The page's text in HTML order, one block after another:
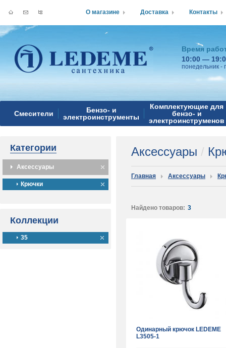
Время
10:00 —
понедельник -
Смесители
Бензо- и
электроинструменты
Комплектующие для
бензо- и
электроинструменов
Категории
Аксессуары
Крючки
Коллекции
35
Аксессуары /
Главная Аксессуары
Найдено товаров: 3
Одинарный крючок LEDEME
L3505-1
О магазине Доставка Контакты